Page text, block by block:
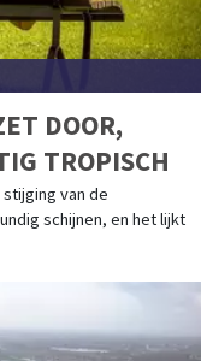
DOOR,
TROPISCH
stijging van de
schijnen, en het lijkt